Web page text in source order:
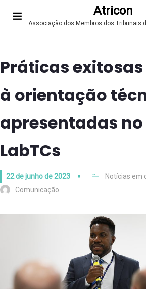
Atricon
Associação dos Membros dos Tribunais
Práticas
à orientação
apresentadas no
LabTCs
22 de junho de 2023
Notícias em
Comunicação